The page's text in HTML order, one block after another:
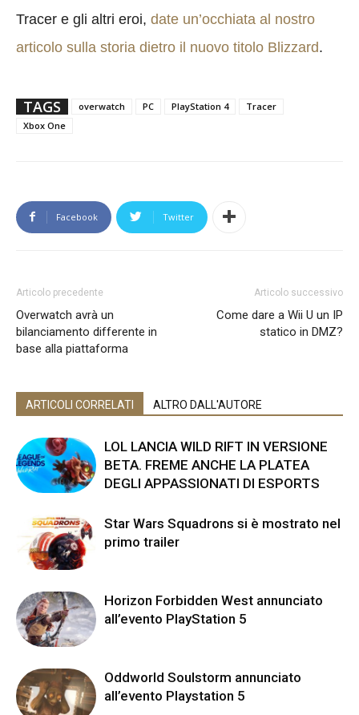
Tracer e gli altri eroi, date un’occhiata al nostro
articolo sulla storia dietro il nuovo titolo Blizzard.
TAGS overwatch PC PlayStation 4
Tracer
Xbox One
Facebook Twitter
Articolo precedente
Overwatch avrà un
bilanciamento differente in
base alla piattaforma
Articolo successivo
Come dare a Wii U un IP
statico in DMZ?
ARTICOLI CORRELATI ALTRO DALL'AUTORE
LOL LANCIA WILD RIFT IN VERSIONE
BETA. FREME ANCHE LA PLATEA
DEGLI APPASSIONATI DI ESPORTS
Star Wars Squadrons si è mostrato nel
primo trailer
Horizon Forbidden West annunciato
all’evento PlayStation 5
Oddworld Soulstorm annunciato
all’evento Playstation 5